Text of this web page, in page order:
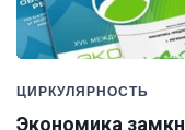
ЦИРКУЛЯРНОСТЬ
Экономика